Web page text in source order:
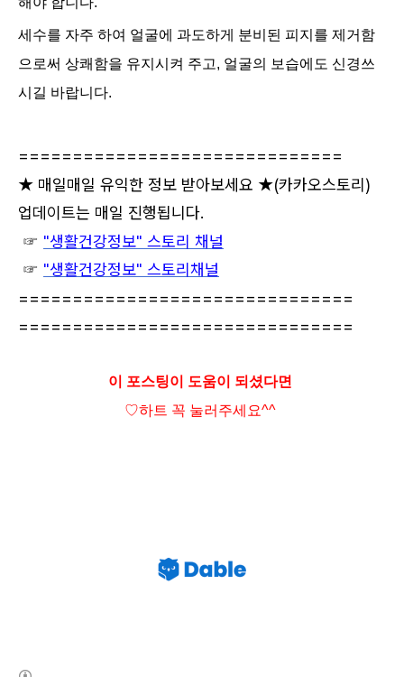
세수를 자주 하여 얼굴에 과도하게 분비된 피지를 제거함
으로써 상쾌함을 유지시켜 주고, 얼굴의 보습에도 신경쓰
시길 바랍니다.
==============================
★ 매일매일 유익한 정보 받아보세요 ★(카카오스토리)
업데이트는 매일 진행됩니다.
☞ "생활건강정보" 스토리 채널
☞ "생활건강정보" 스토리채널
===============================
===============================
이 포스팅이 도움이 되셨다면
♡하트 꼭 눌러주세요^^